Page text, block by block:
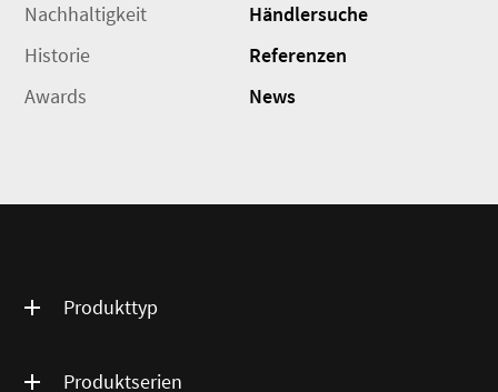
Nachhaltigkeit
Historie
Awards
Händlersuche
Referenzen
News
Produkttyp
Produktserien